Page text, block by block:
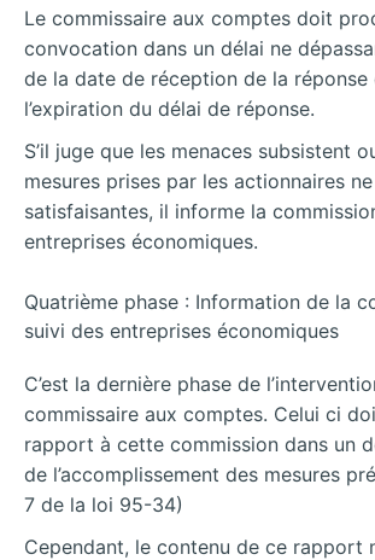
Le commissaire aux comptes doit
convocation dans un délai ne
de la date de réception de la réponse
l’expiration du délai de réponse.
S’il juge que les menaces subsistent
mesures prises par les actionnaires
satisfaisantes, il informe la
entreprises économiques.
Quatrième phase : Information de la
suivi des entreprises économiques
C’est la dernière phase de
commissaire aux comptes. Celui ci
rapport à cette commission dans un
de l’accomplissement des mesures
7 de la loi 95-34)
Cependant, le contenu de ce rapport